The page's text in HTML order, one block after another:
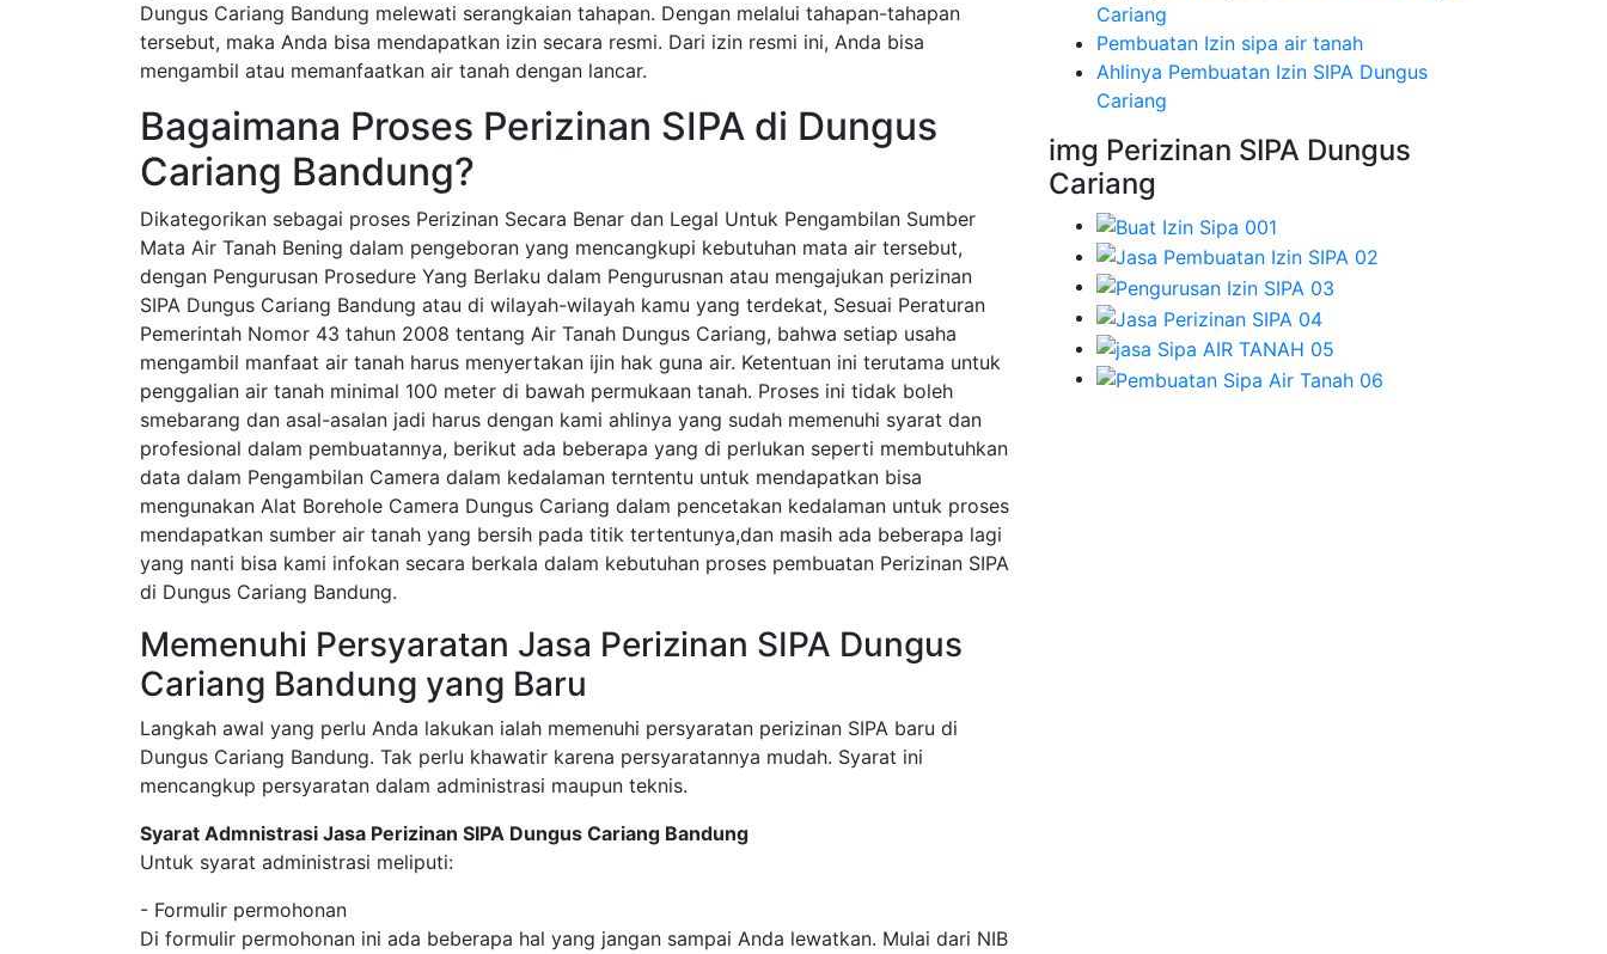
Dungus Cariang Bandung melewati serangkaian tahapan. Dengan melalui tahapan-tahapan
tersebut, maka Anda bisa mendapatkan izin secara resmi. Dari izin resmi ini, Anda bisa
mengambil atau memanfaatkan air tanah dengan lancar.
Bagaimana Proses Perizinan SIPA di Dungus
Cariang Bandung?
Dikategorikan sebagai proses Perizinan Secara Benar dan Legal Untuk Pengambilan Sumber
Mata Air Tanah Bening dalam pengeboran yang mencangkupi kebutuhan mata air tersebut,
dengan Pengurusan Prosedure Yang Berlaku dalam Pengurusnan atau mengajukan perizinan
SIPA Dungus Cariang Bandung atau di wilayah-wilayah kamu yang terdekat, Sesuai Peraturan
Pemerintah Nomor 43 tahun 2008 tentang Air Tanah Dungus Cariang, bahwa setiap usaha
mengambil manfaat air tanah harus menyertakan ijin hak guna air. Ketentuan ini terutama untuk
penggalian air tanah minimal 100 meter di bawah permukaan tanah. Proses ini tidak boleh
smebarang dan asal-asalan jadi harus dengan kami ahlinya yang sudah memenuhi syarat dan
profesional dalam pembuatannya, berikut ada beberapa yang di perlukan seperti membutuhkan
data dalam Pengambilan Camera dalam kedalaman terntentu untuk mendapatkan bisa
mengunakan Alat Borehole Camera Dungus Cariang dalam pencetakan kedalaman untuk proses
mendapatkan sumber air tanah yang bersih pada titik tertentunya,dan masih ada beberapa lagi
yang nanti bisa kami infokan secara berkala dalam kebutuhan proses pembuatan Perizinan SIPA
di Dungus Cariang Bandung.
Memenuhi Persyaratan Jasa Perizinan SIPA Dungus
Cariang Bandung yang Baru
Langkah awal yang perlu Anda lakukan ialah memenuhi persyaratan perizinan SIPA baru di
Dungus Cariang Bandung. Tak perlu khawatir karena persyaratannya mudah. Syarat ini
mencangkup persyaratan dalam administrasi maupun teknis.
Syarat Admnistrasi Jasa Perizinan SIPA Dungus Cariang Bandung
Untuk syarat administrasi meliputi:
- Formulir permohonan
Di formulir permohonan ini ada beberapa hal yang jangan sampai Anda lewatkan. Mulai dari NIB
Cariang
Pembuatan Izin sipa air tanah
Ahlinya Pembuatan Izin SIPA Dungus
Cariang
img Perizinan SIPA Dungus
Cariang